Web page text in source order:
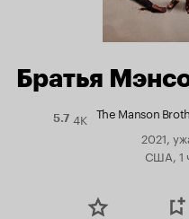
Братья
5.7Рейтинг
4K The Manson
2021,
США, 1